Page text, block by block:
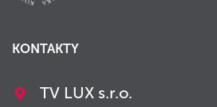
KONTAKTY
TV LUX s.r.o.